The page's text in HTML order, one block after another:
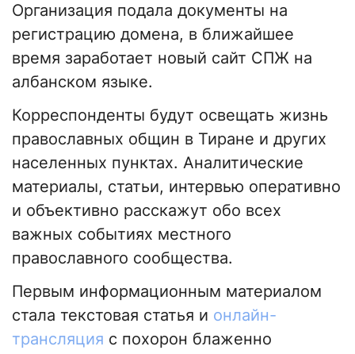
Организация подала документы на
регистрацию домена, в ближайшее
время заработает новый сайт СПЖ на
албанском языке.
Корреспонденты будут освещать жизнь
православных общин в Тиране и других
населенных пунктах. Аналитические
материалы, статьи, интервью оперативно
и объективно расскажут обо всех
важных событиях местного
православного сообщества.
Первым информационным материалом
стала текстовая статья и онлайн-
трансляция с похорон блаженно